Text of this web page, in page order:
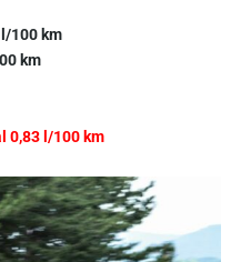
l/100 km
km
0,83 l/100 km